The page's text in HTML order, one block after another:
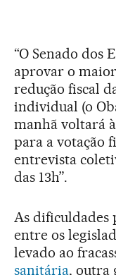
“O Senado dos
aprovar o
redução fiscal
individual (o
manhã voltará
para a votação
entrevista
das 13h”.
As dificuldades
entre os
levado ao
sanitária, outra